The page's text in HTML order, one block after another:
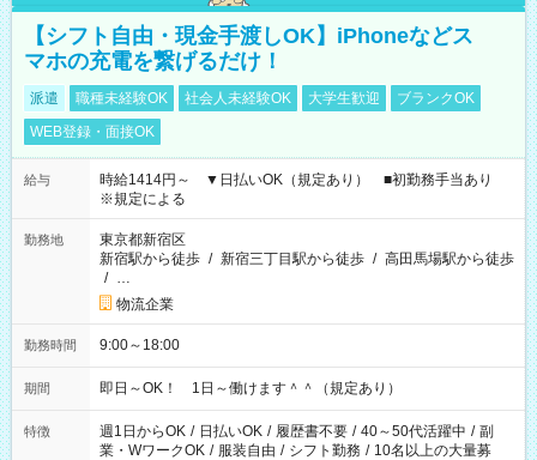
【シフト自由・現金手渡しOK】iPhoneなどス
マホの充電を繋げるだけ！
派遣 職種未経験OK 社会人未経験OK 大学生歓迎
ブランクOK
WEB登録・面接OK
給与
時給1414円～ ▼日払いOK（規定あり） ■初勤務手当あり
※規定による
勤務地
東京都新宿区
新宿駅から徒歩 / 新宿三丁目駅から徒歩 / 高田馬場駅から徒歩
/ …
物流企業
勤務時間 9:00～18:00
期間 即日～OK！ 1日～働けます＾＾（規定あり）
特徴 週1日からOK / 日払いOK / 履歴書不要 / 40～50代活躍中 / 副
業・WワークOK / 服装自由 / シフト勤務 / 10名以上の大量募